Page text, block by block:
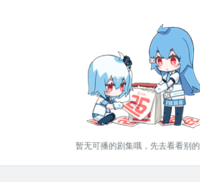
暂无可播的剧集哦，先去看看别